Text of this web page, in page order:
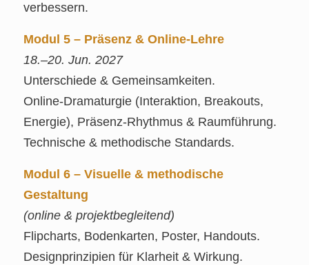
verbessern.
Modul 5 – Präsenz & Online‑Lehre
18.–20. Jun. 2027
Unterschiede & Gemeinsamkeiten.
Online‑Dramaturgie (Interaktion, Breakouts,
Energie), Präsenz‑Rhythmus & Raumführung.
Technische & methodische Standards.
Modul 6 – Visuelle & methodische
Gestaltung
(online & projektbegleitend)
Flipcharts, Bodenkarten, Poster, Handouts.
Designprinzipien für Klarheit & Wirkung.